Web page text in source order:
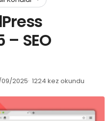
– SEO
09/2025 1224 kez okundu